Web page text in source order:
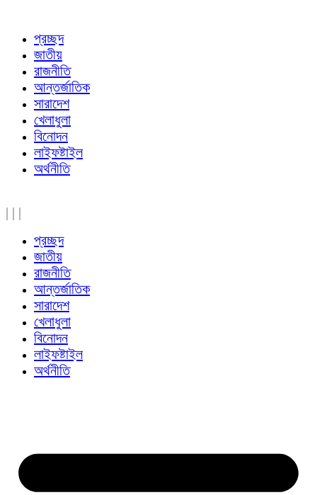
প্রচ্ছদ
জাতীয়
রাজনীতি
আন্তর্জাতিক
সারাদেশ
খেলাধুলা
বিনোদন
লাইফষ্টাইল
অর্থনীতি
| | |
প্রচ্ছদ
জাতীয়
রাজনীতি
আন্তর্জাতিক
সারাদেশ
খেলাধুলা
বিনোদন
লাইফষ্টাইল
অর্থনীতি